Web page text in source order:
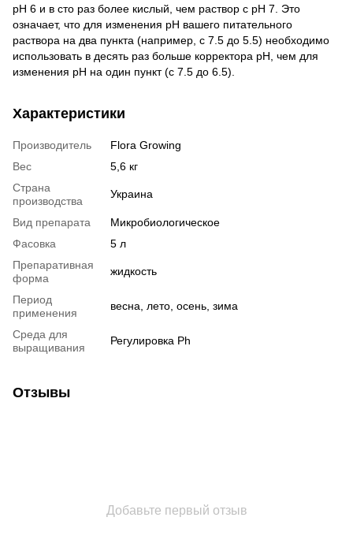
pH 6 и в сто раз более кислый, чем раствор с pH 7. Это
означает, что для изменения pH вашего питательного
раствора на два пункта (например, с 7.5 до 5.5) необходимо
использовать в десять раз больше корректора pH, чем для
изменения pH на один пункт (с 7.5 до 6.5).
Характеристики
Производитель
Flora Growing
Вес
5,6 кг
Страна
производства
Украина
Вид препарата
Микробиологическое
Фасовка
5 л
Препаративная
форма
жидкость
Период
применения
весна, лето, осень, зима
Среда для
выращивания
Регулировка Ph
Отзывы
Добавьте первый отзыв